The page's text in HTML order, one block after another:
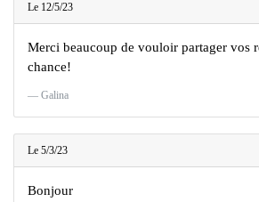
Le 12/5/23
Merci beaucoup de vouloir partager vos
chance!
Galina
Le 5/3/23
Bonjour